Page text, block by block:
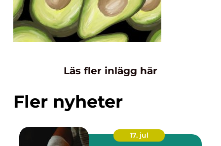
Läs fler inlägg här
Fler nyheter
17. jul